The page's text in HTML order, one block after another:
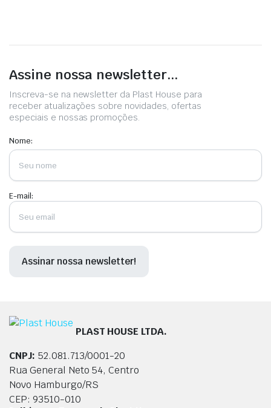
Assine nossa newsletter...
Inscreva-se na newsletter da Plast House para
receber atualizações sobre novidades, ofertas
especiais e nossas promoções.
Nome:
E-mail:
PLAST HOUSE LTDA.
CNPJ: 52.081.713/0001-20
Rua General Neto 54, Centro
Novo Hamburgo/RS
CEP: 93510-010